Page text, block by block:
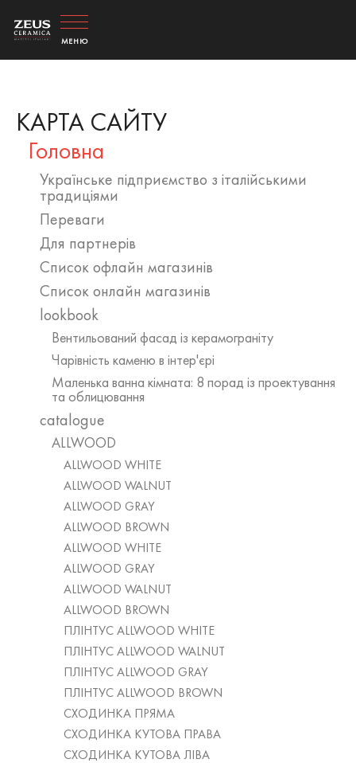
КАРТА САЙТУ
Головна
Українське підприємство з італійськими
традиціями
Переваги
Для партнерів
Список офлайн магазинів
Список онлайн магазинів
lookbook
Вентильований фасад із керамограніту
Чарівність каменю в інтер'єрі
Маленька ванна кімната: 8 порад із проектування
та облицювання
catalogue
ALLWOOD
ALLWOOD WHITE
ALLWOOD WALNUT
ALLWOOD GRAY
ALLWOOD BROWN
ALLWOOD WHITE
ALLWOOD GRAY
ALLWOOD WALNUT
ALLWOOD BROWN
ПЛІНТУС ALLWOOD WHITE
ПЛІНТУС ALLWOOD WALNUT
ПЛІНТУС ALLWOOD GRAY
ПЛІНТУС ALLWOOD BROWN
СХОДИНКА ПРЯМА
СХОДИНКА КУТОВА ПРАВА
СХОДИНКА КУТОВА ЛІВА
МЕНЮ